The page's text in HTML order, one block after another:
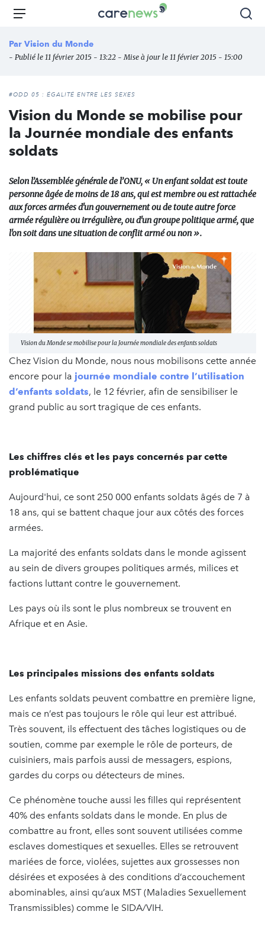
Aller
principal
Carenews,
des
l'engagement
Menu
Par Vision du Monde
- Publié le 11 février 2015 - 13:22 - Mise à jour le 11 février 2015 - 15:00
#ODD 05 : ÉGALITÉ ENTRE LES SEXES
Vision du Monde se mobilise pour
la Journée mondiale des enfants
soldats
Selon l’Assemblée générale de l’ONU, « Un enfant soldat est toute
personne âgée de moins de 18 ans, qui est membre ou est rattachée
aux forces armées d'un gouvernement ou de toute autre force
armée régulière ou irrégulière, ou d'un groupe politique armé, que
l'on soit dans une situation de conflit armé ou non ».
Vision du Monde se mobilise pour la Journée mondiale des enfants soldats
Chez Vision du Monde, nous nous mobilisons cette année
encore pour la journée mondiale contre l’utilisation
d’enfants soldats, le 12 février, afin de sensibiliser le
grand public au sort tragique de ces enfants.
Les chiffres clés et les pays concernés par cette
problématique
Aujourd'hui, ce sont 250 000 enfants soldats âgés de 7 à
18 ans, qui se battent chaque jour aux côtés des forces
armées.
La majorité des enfants soldats dans le monde agissent
au sein de divers groupes politiques armés, milices et
factions luttant contre le gouvernement.
Les pays où ils sont le plus nombreux se trouvent en
Afrique et en Asie.
Les principales missions des enfants soldats
Les enfants soldats peuvent combattre en première ligne,
mais ce n’est pas toujours le rôle qui leur est attribué.
Très souvent, ils effectuent des tâches logistiques ou de
soutien, comme par exemple le rôle de porteurs, de
cuisiniers, mais parfois aussi de messagers, espions,
gardes du corps ou détecteurs de mines.
Ce phénomène touche aussi les filles qui représentent
40% des enfants soldats dans le monde. En plus de
combattre au front, elles sont souvent utilisées comme
esclaves domestiques et sexuelles. Elles se retrouvent
mariées de force, violées, sujettes aux grossesses non
désirées et exposées à des conditions d’accouchement
abominables, ainsi qu’aux MST (Maladies Sexuellement
Transmissibles) comme le SIDA/VIH.